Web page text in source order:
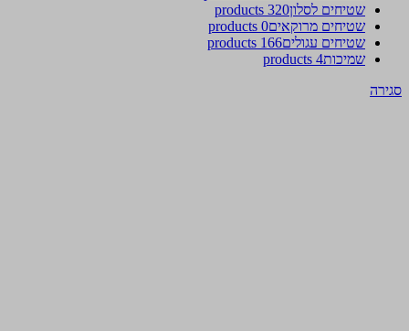
שטיחים לסלון320 products
שטיחים מרוקאים0 products
שטיחים עגולים166 products
שמיכות4 products
סגירה